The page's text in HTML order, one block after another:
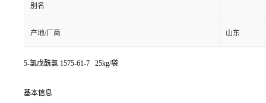
别名
产地/厂商 山东
5-氯戊酰氯 1575-61-7 25kg/袋
基本信息